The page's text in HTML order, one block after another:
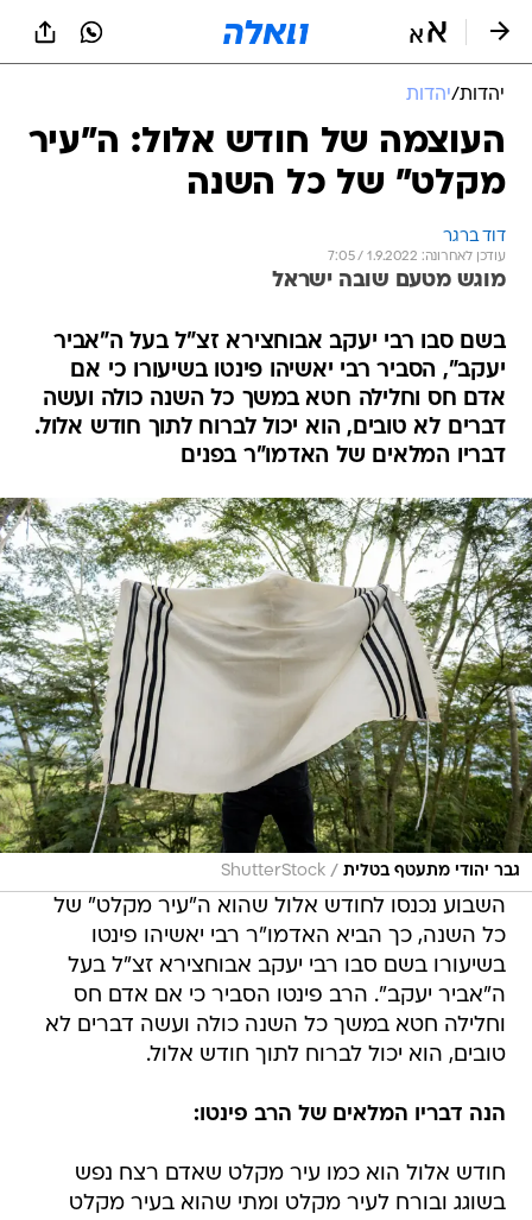
יהדות/יהדות
העוצמה של חודש אלול: ה"עיר
מקלט" של כל השנה
דוד ברגר
עודכן לאחרונה: 1.9.2022 / 7:05
מוגש מטעם שובה ישראל
בשם סבו רבי יעקב אבוחצירא זצ"ל בעל ה"אביר
יעקב", הסביר רבי יאשיהו פינטו בשיעורו כי אם
אדם חס וחלילה חטא במשך כל השנה כולה ועשה
דברים לא טובים, הוא יכול לברוח לתוך חודש אלול.
דבריו המלאים של האדמו"ר בפנים
גבר יהודי מתעטף בטלית /
ShutterStock
השבוע נכנסו לחודש אלול שהוא ה"עיר מקלט" של
כל השנה, כך הביא האדמו"ר רבי יאשיהו פינטו
בשיעורו בשם סבו רבי יעקב אבוחצירא זצ"ל בעל
ה"אביר יעקב". הרב פינטו הסביר כי אם אדם חס
וחלילה חטא במשך כל השנה כולה ועשה דברים לא
טובים, הוא יכול לברוח לתוך חודש אלול.
הנה דבריו המלאים של הרב פינטו:
חודש אלול הוא כמו עיר מקלט שאדם רצח נפש
בשוגג ובורח לעיר מקלט ומתי שהוא בעיר מקלט